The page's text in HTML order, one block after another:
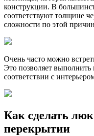
конструкции. В
соответствуют толщине
сложности по этой
Очень часто можно
Это позволяет выполнить
соответствии с
Как сделать
перекрытии